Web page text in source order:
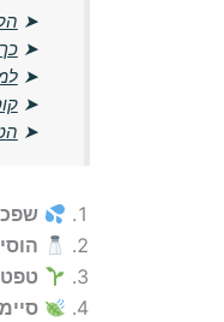
➤ הקיץ
➤כך
➤
➤
➤